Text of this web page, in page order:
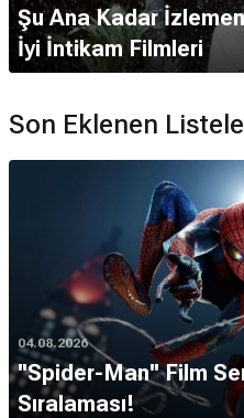
Şu Ana Kadar
İyi İntikam Filmleri
Son Eklenen
04.08.2026
''Spider-Man'' Film
Sıralaması!